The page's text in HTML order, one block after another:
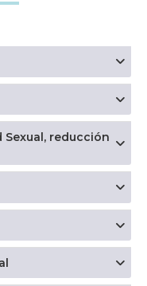
Sexual, reducción